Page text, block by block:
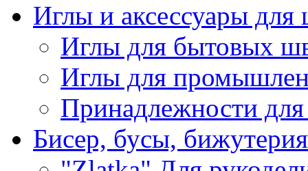
Иглы и аксессуары
Иглы для бытовых
Иглы для
Принадлежности
Бисер, бусы, бижутерия